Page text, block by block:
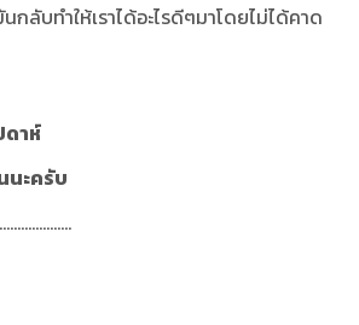
กลับทำให้เราได้อะไรดีๆมาโดยไม่ได้คาด
ดาห์
ะครับ